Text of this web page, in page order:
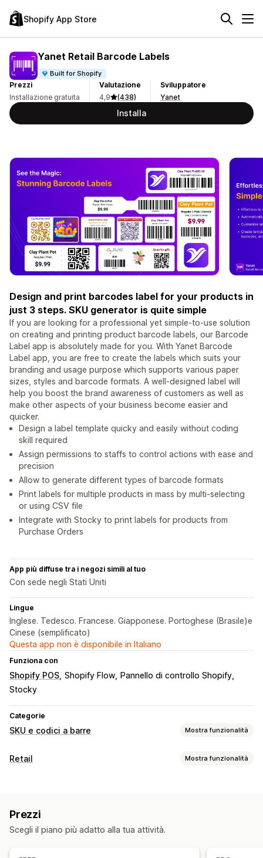
Shopify App Store
Yanet Retail Barcode Labels
Built for Shopify
Prezzi
Installazione gratuita
Valutazione
4,9
(438)
Sviluppatore
Yanet
Installa
Design and print barcodes label for your products in
just 3 steps. SKU generator is quite simple
If you are looking for a professional yet simple-to-use solution
on creating and printing product barcode labels, our Barcode
Label app is absolutely made for you. With Yanet Barcode
Label app, you are free to create the labels which suits your
branding and usage purpose which supports various paper
sizes, styles and barcode formats. A well-designed label will
help you boost the brand awareness of customers as well as
make other aspects of your business become easier and
quicker.
Design a label template quicky and easily without coding
skill required
Assign permissions to staffs to control actions with ease and
precision
Allow to generate different types of barcode formats
Print labels for multiple products in mass by multi-selecting
or using CSV file
Integrate with Stocky to print labels for products from
Purchase Orders
App più diffuse tra i negozi simili al tuo
Con sede negli Stati Uniti
Lingue
Inglese. Tedesco. Francese. Giapponese. Portoghese (Brasile)e
Cinese (semplificato)
Questa app non è disponibile in Italiano
Funziona con
Shopify POS Shopify Flow
Pannello di controllo Shopify
Stocky
Categorie
SKU e codici a barre Mostra funzionalità
Gestione dei codici a barre
Gestione delle SKU
Generazione in blocco
Modelli personalizzati
Abbreviazione dei dati
Retail Mostra funzionalità
Prezzi
Scegli il piano più adatto alla tua attività.